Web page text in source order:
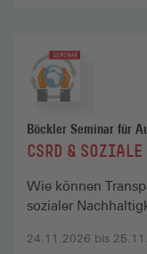
Böckler Seminar für
CSRD &
24.11.2026 bis
Wie können
sozialer